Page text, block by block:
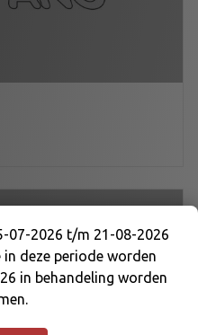
07-2026 t/m 21-08-
die in deze periode
08-2026 in
Negeren
07-2026 t/m 21-08-2026
deze periode worden
in behandeling worden